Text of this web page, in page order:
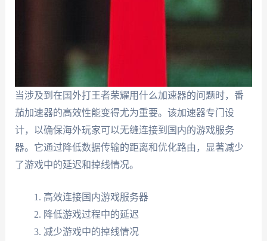
当涉及到在国外打王者荣耀用什么加速器的问题时，番
茄加速器的高效性能变得尤为重要。该加速器专门设
计，以确保海外玩家可以无缝连接到国内的游戏服务
器。它通过降低数据传输的距离和优化路由，显著减少
了游戏中的延迟和掉线情况。
高效连接国内游戏服务器
降低游戏过程中的延迟
减少游戏中的掉线情况